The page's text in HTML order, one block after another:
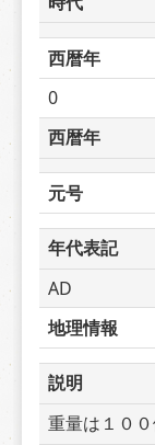
西暦年
0
西暦年
元号
年代表記
AD
地理情報
説明
重量は１０